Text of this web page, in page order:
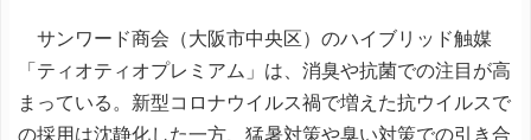
サンワード商会（大阪市中央区）のハイブリッド触媒
「ティオティオプレミアム」は、消臭や抗菌での注目が高
まっている。新型コロナウイルス禍で増えた抗ウイルスで
の採用は沈静化した一方、猛暑対策や臭い対策での引き合